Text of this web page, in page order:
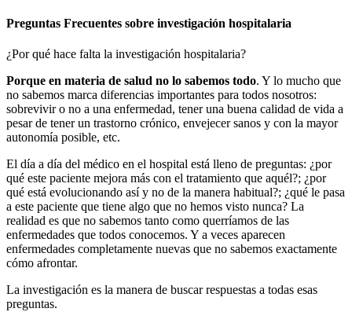
Preguntas Frecuentes sobre investigación hospitalaria
¿Por qué hace falta la investigación hospitalaria?
Porque en materia de salud no lo sabemos todo. Y lo mucho que
no sabemos marca diferencias importantes para todos nosotros:
sobrevivir o no a una enfermedad, tener una buena calidad de vida a
pesar de tener un trastorno crónico, envejecer sanos y con la mayor
autonomía posible, etc.
El día a día del médico en el hospital está lleno de preguntas: ¿por
qué este paciente mejora más con el tratamiento que aquél?; ¿por
qué está evolucionando así y no de la manera habitual?; ¿qué le pasa
a este paciente que tiene algo que no hemos visto nunca? La
realidad es que no sabemos tanto como querríamos de las
enfermedades que todos conocemos. Y a veces aparecen
enfermedades completamente nuevas que no sabemos exactamente
cómo afrontar.
La investigación es la manera de buscar respuestas a todas esas
preguntas.